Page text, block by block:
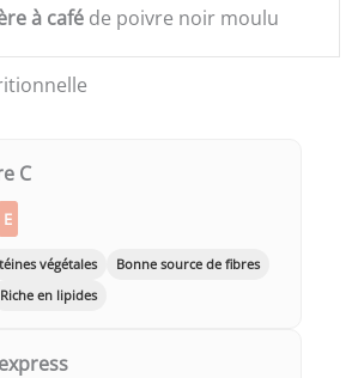
à café de poivre noir moulu
C
E
végétales
Bonne source de fibres
Riche en lipides